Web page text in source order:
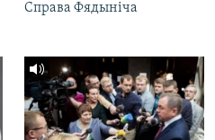
Справа Фядыніча